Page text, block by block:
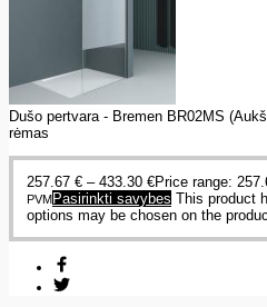
Dušo pertvara - Bremen BR02MS
rėmas
257.67 € – 433.30 €Price range:
PVM Pasirinkti savybes This product
options may be chosen on the